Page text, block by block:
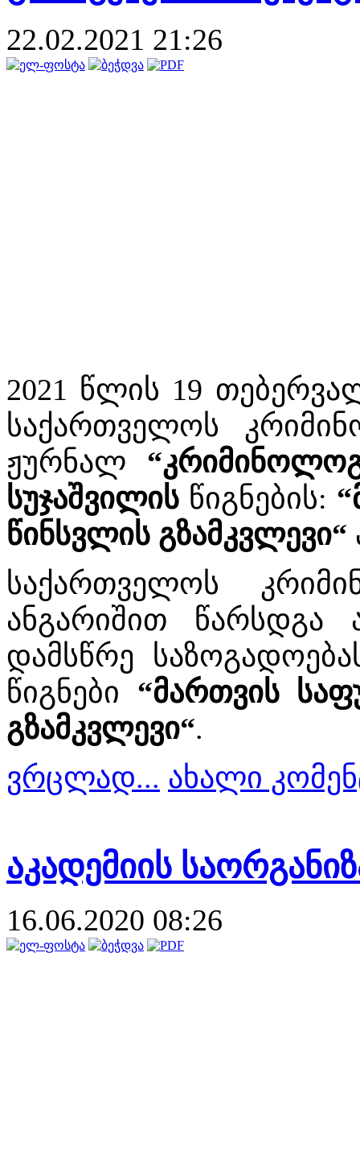
22.02.2021 21:26
2021 წლის 19
საქართველოს
ჟურნალ
სუჯაშვილის წიგნების:
წინსვლის გზამკვლევი“
საქართველოს
ანგარიშით წარსდგა
დამსწრე
წიგნები “მართვის
გზამკვლევი“.
ვრცლად... ახალი
აკადემიის
16.06.2020 08:26